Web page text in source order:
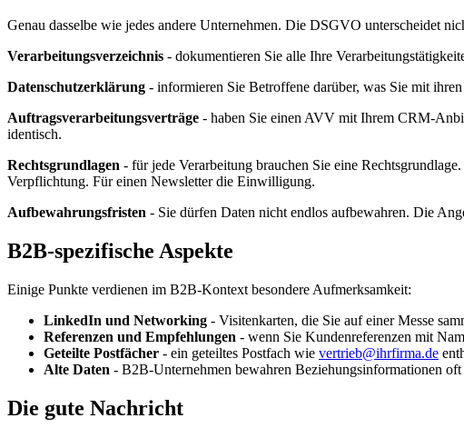
Genau dasselbe wie jedes andere Unternehmen. Die DSGVO unterscheidet
Verarbeitungsverzeichnis - dokumentieren Sie alle Ihre
Datenschutzerklärung - informieren Sie Betroffene darüber, was Sie mit
Auftragsverarbeitungsverträge - haben Sie einen AVV mit Ihrem CRM-
identisch.
Rechtsgrundlagen - für jede Verarbeitung brauchen Sie eine
Verpflichtung. Für einen Newsletter die Einwilligung.
Aufbewahrungsfristen - Sie dürfen Daten nicht endlos aufbewahren. Die
B2B-spezifische Aspekte
Einige Punkte verdienen im B2B-Kontext besondere Aufmerksamkeit:
LinkedIn und Networking - Visitenkarten, die Sie auf einer Messe
Referenzen und Empfehlungen - wenn Sie Kundenreferenzen mit
Geteilte Postfächer - ein geteiltes Postfach wie vertrieb@ihrfirma.de
Alte Daten - B2B-Unternehmen bewahren Beziehungsinformationen
Die gute Nachricht